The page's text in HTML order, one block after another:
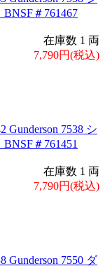
＃761467
在庫数 1 両
7,790円(税込)
Gunderson 7538 シ
＃761451
在庫数 1 両
7,790円(税込)
Gunderson 7550 ダ